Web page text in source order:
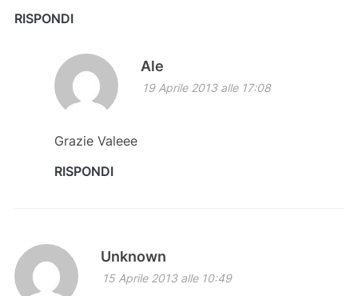
RISPONDI
Ale
19 Aprile 2013 alle 17:08
Grazie Valeee
RISPONDI
Unknown
15 Aprile 2013 alle 10:49